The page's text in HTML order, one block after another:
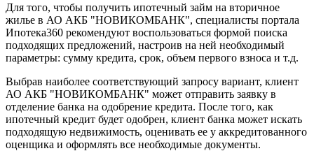
Для того, чтобы получить ипотечный займ на вторичное
жилье в АО АКБ "НОВИКОМБАНК", специалисты портала
Ипотека360 рекомендуют воспользоваться формой поиска
подходящих предложений, настроив на ней необходимый
параметры: сумму кредита, срок, объем первого взноса и т.д.
Выбрав наиболее соответствующий запросу вариант, клиент
АО АКБ "НОВИКОМБАНК" может отправить заявку в
отделение банка на одобрение кредита. После того, как
ипотечный кредит будет одобрен, клиент банка может искать
подходящую недвижимость, оценивать ее у аккредитованного
оценщика и оформлять все необходимые документы.